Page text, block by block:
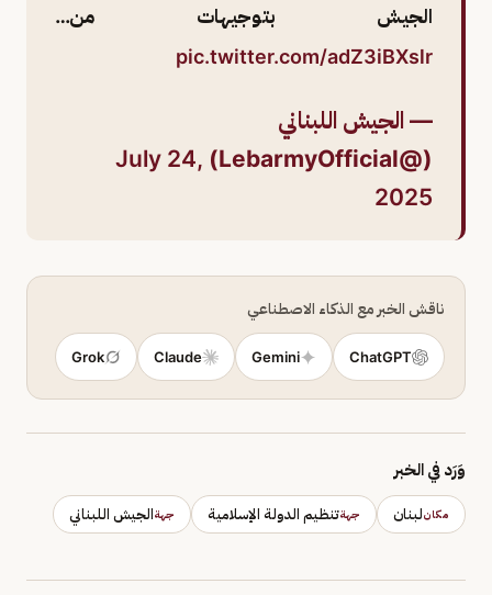
الجيش بتوجيهات من…
pic.twitter.com/adZ3iBXslr
— الجيش اللبناني
(@LebarmyOfficial)
July 24,
2025
ناقش الخبر مع الذكاء الاصطناعي
ChatGPT
Gemini
Claude
Grok
وَرَد في الخبر
مكانلبنان جهةتنظيم الدولة الإسلامية جهةالجيش اللبناني